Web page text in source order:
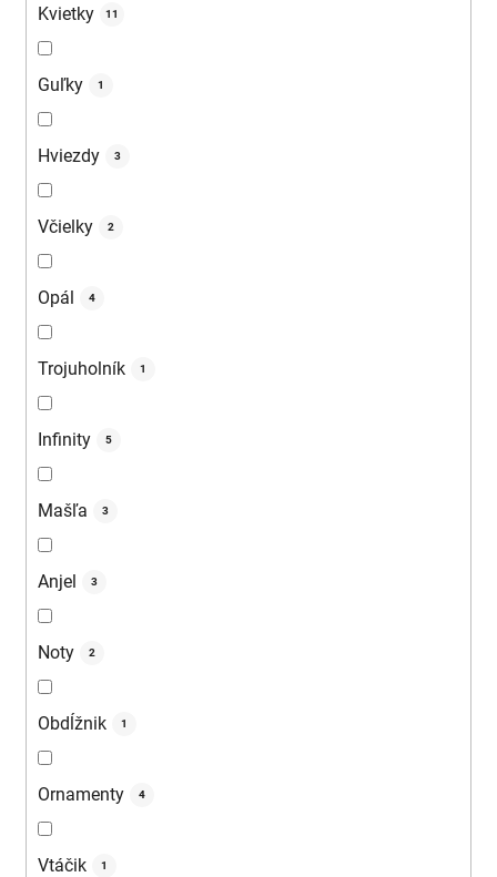
Kvietky 11
Guľky 1
Hviezdy 3
Včielky 2
Opál 4
Trojuholník 1
Infinity 5
Mašľa 3
Anjel 3
Noty 2
Obdĺžnik 1
Ornamenty 4
Vtáčik 1